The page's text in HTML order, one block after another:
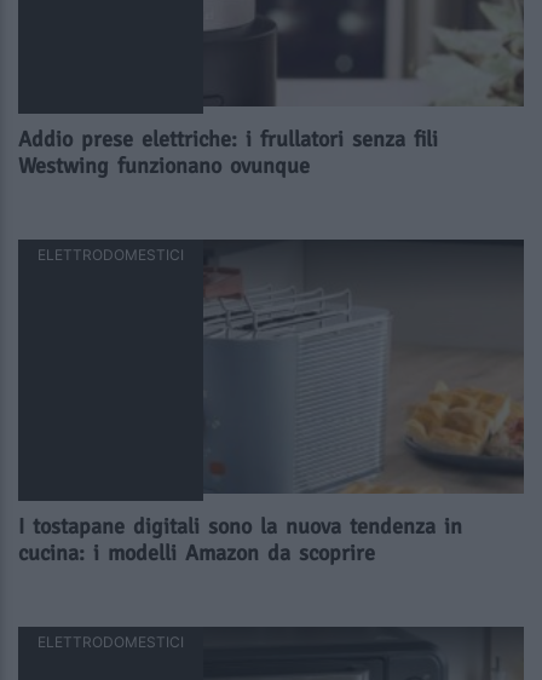
Addio prese elettriche: i frullatori senza fili
Westwing funzionano ovunque
ELETTRODOMESTICI
I tostapane digitali sono la nuova tendenza in
cucina: i modelli Amazon da scoprire
ELETTRODOMESTICI